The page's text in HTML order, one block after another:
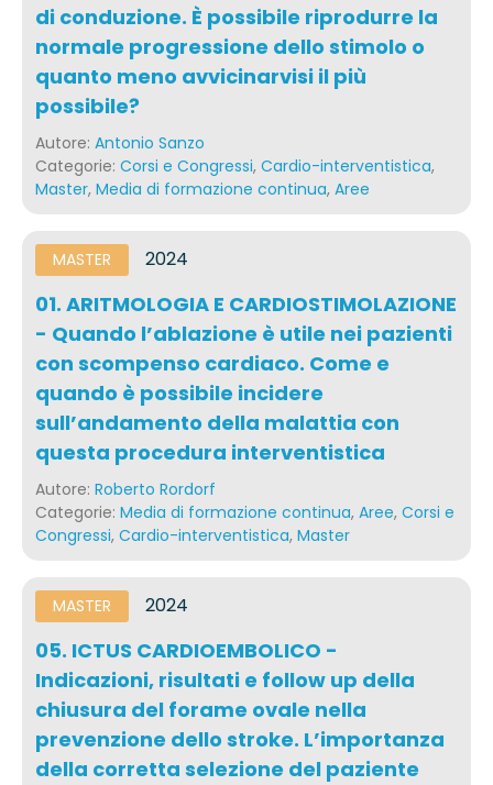
di conduzione. È possibile riprodurre la
normale progressione dello stimolo o
quanto meno avvicinarvisi il più
possibile?
Autore: Antonio Sanzo
Categorie: Corsi e Congressi, Cardio-interventistica,
Master, Media di formazione continua, Aree
MASTER 2024
01. ARITMOLOGIA E CARDIOSTIMOLAZIONE
- Quando l’ablazione è utile nei pazienti
con scompenso cardiaco. Come e
quando è possibile incidere
sull’andamento della malattia con
questa procedura interventistica
Autore: Roberto Rordorf
Categorie: Media di formazione continua, Aree, Corsi e
Congressi, Cardio-interventistica, Master
MASTER 2024
05. ICTUS CARDIOEMBOLICO -
Indicazioni, risultati e follow up della
chiusura del forame ovale nella
prevenzione dello stroke. L’importanza
della corretta selezione del paziente